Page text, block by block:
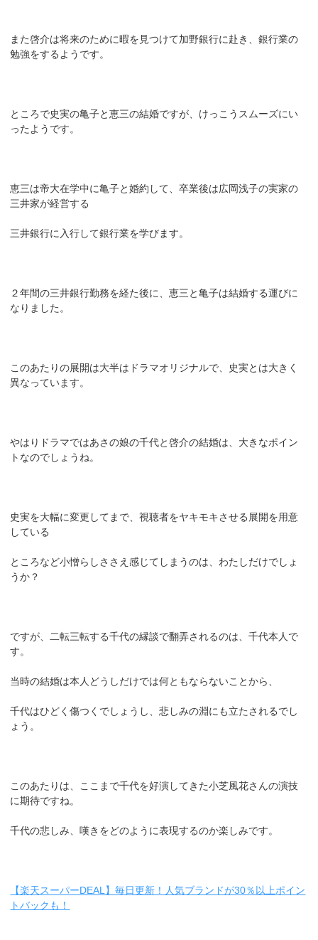
また啓介は将来のために暇を見つけて加野銀行に赴き、銀行業の
勉強をするようです。
ところで史実の亀子と恵三の結婚ですが、けっこうスムーズにい
ったようです。
恵三は帝大在学中に亀子と婚約して、卒業後は広岡浅子の実家の
三井家が経営する
三井銀行に入行して銀行業を学びます。
２年間の三井銀行勤務を経た後に、恵三と亀子は結婚する運びに
なりました。
このあたりの展開は大半はドラマオリジナルで、史実とは大きく
異なっています。
やはりドラマではあさの娘の千代と啓介の結婚は、大きなポイン
トなのでしょうね。
史実を大幅に変更してまで、視聴者をヤキモキさせる展開を用意
している
ところなど小憎らしささえ感じてしまうのは、わたしだけでしょ
うか？
ですが、二転三転する千代の縁談で翻弄されるのは、千代本人で
す。
当時の結婚は本人どうしだけでは何ともならないことから、
千代はひどく傷つくでしょうし、悲しみの淵にも立たされるでし
ょう。
このあたりは、ここまで千代を好演してきた小芝風花さんの演技
に期待ですね。
千代の悲しみ、嘆きをどのように表現するのか楽しみです。
【楽天スーパーDEAL】毎日更新！人気ブランドが30％以上ポイン
トバックも！